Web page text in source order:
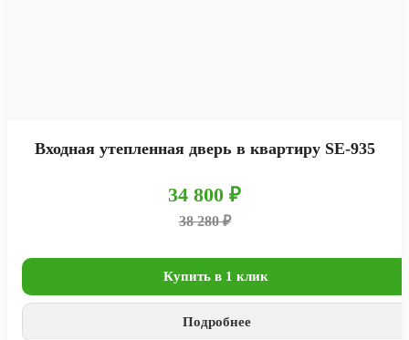
Входная утепленная дверь в квартиру SE-935
34 800 ₽
38 280 ₽
Купить в 1 клик
Подробнее